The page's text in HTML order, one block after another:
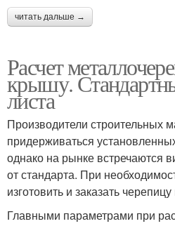
читать дальше →
Расчет
крышу.
листа
Производители строительных
придерживаться
однако на рынке встречаются
от стандарта. При
изготовить и заказать
Главными параметрами при